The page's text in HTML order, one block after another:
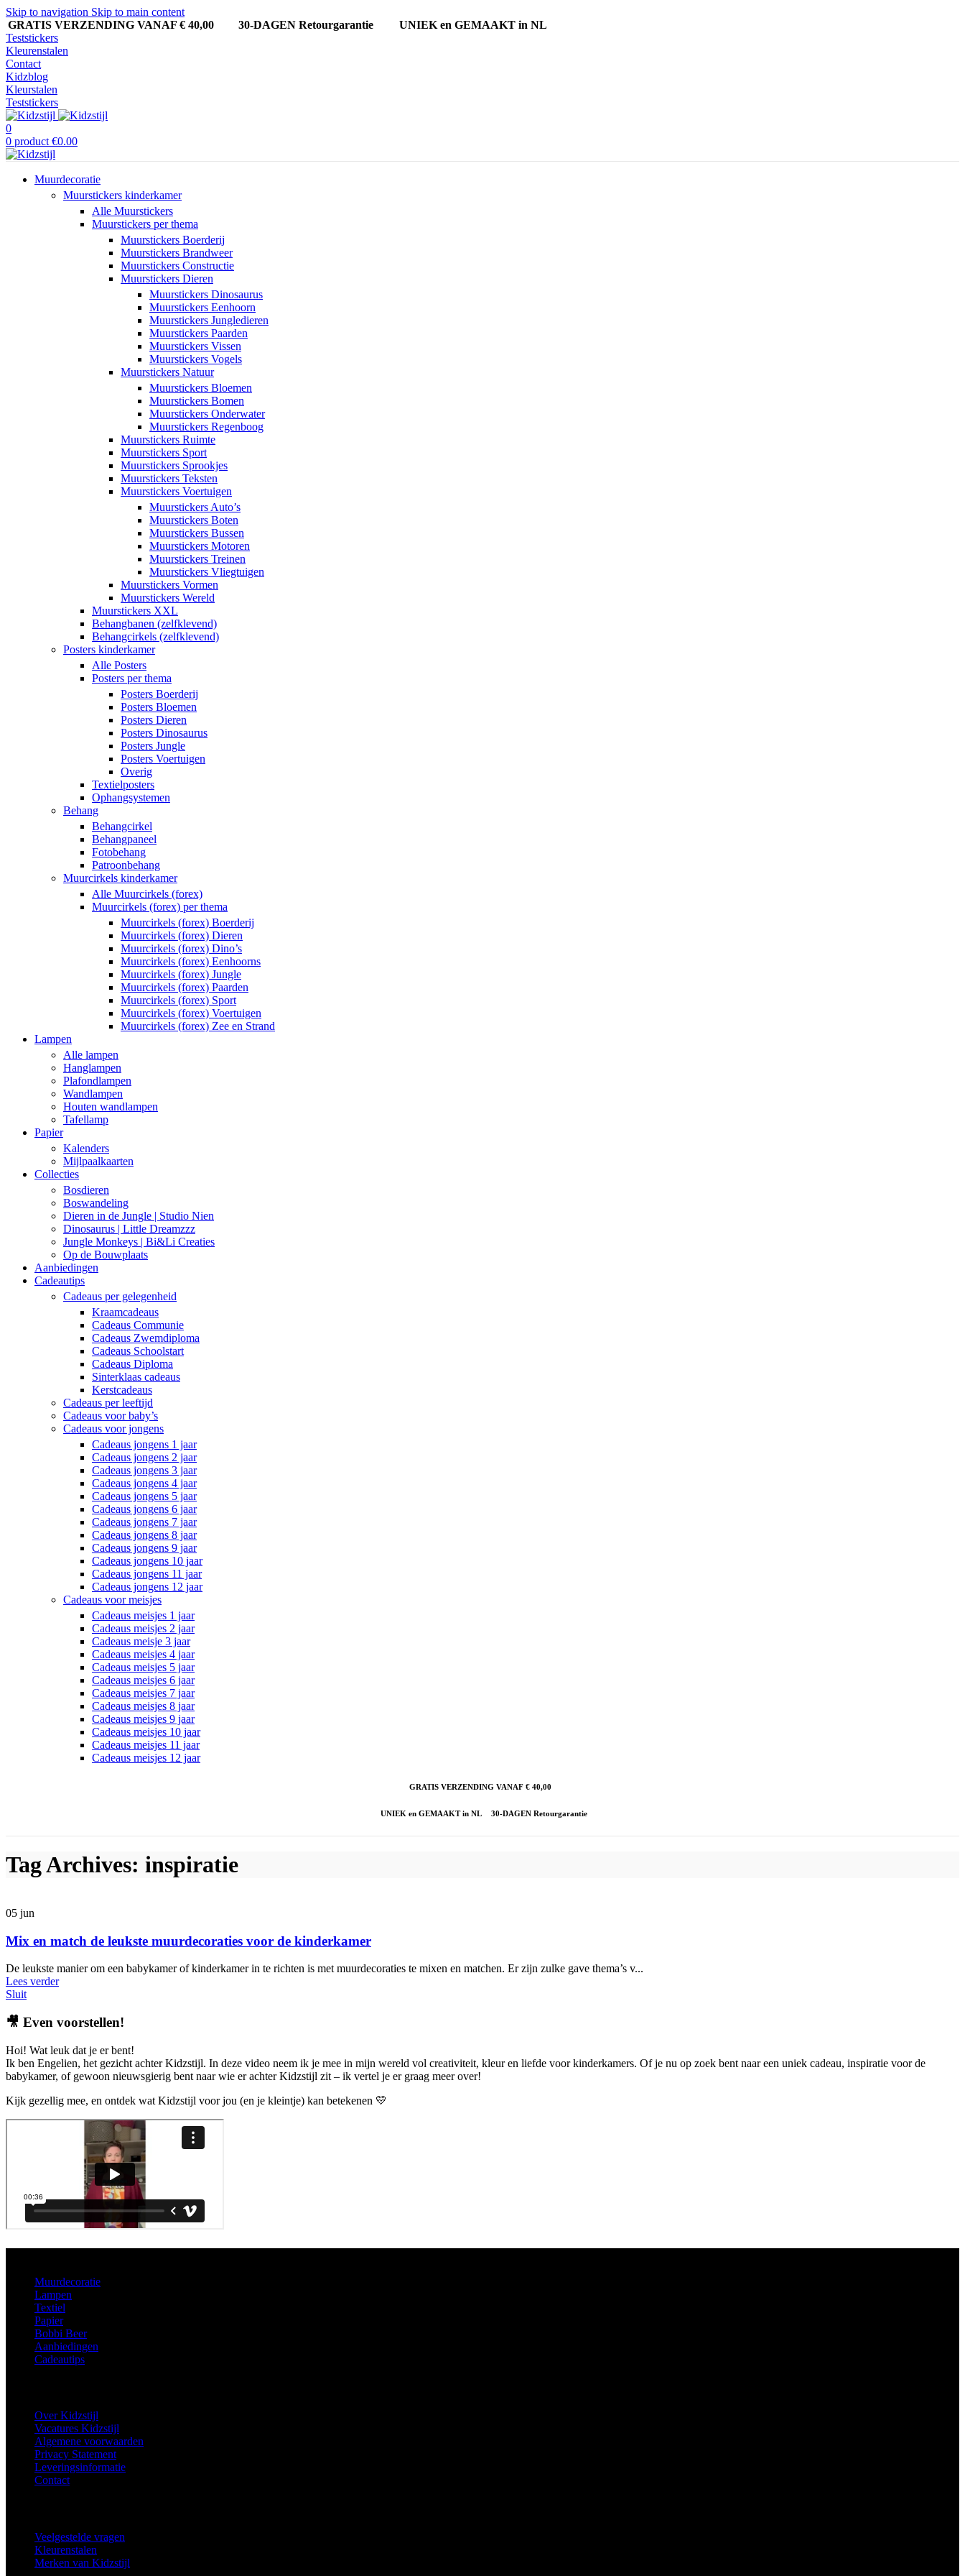
Skip to navigation Skip to main content
GRATIS VERZENDING VANAF € 40,00
30-DAGEN Retourgarantie UNIEK en GEMAAKT in NL
Teststickers
Kleurenstalen
Contact
Kidzblog
Kleurstalen
Teststickers
0
0 product €0.00
Muurdecoratie
Muurstickers kinderkamer
Alle Muurstickers
Muurstickers per thema
Muurstickers Boerderij
Muurstickers Brandweer
Muurstickers Constructie
Muurstickers Dieren
Muurstickers Dinosaurus
Muurstickers Eenhoorn
Muurstickers Jungledieren
Muurstickers Paarden
Muurstickers Vissen
Muurstickers Vogels
Muurstickers Natuur
Muurstickers Bloemen
Muurstickers Bomen
Muurstickers Onderwater
Muurstickers Regenboog
Muurstickers Ruimte
Muurstickers Sport
Muurstickers Sprookjes
Muurstickers Teksten
Muurstickers Voertuigen
Muurstickers Auto’s
Muurstickers Boten
Muurstickers Bussen
Muurstickers Motoren
Muurstickers Treinen
Muurstickers Vliegtuigen
Muurstickers Vormen
Muurstickers Wereld
Muurstickers XXL
Behangbanen (zelfklevend)
Behangcirkels (zelfklevend)
Posters kinderkamer
Alle Posters
Posters per thema
Posters Boerderij
Posters Bloemen
Posters Dieren
Posters Dinosaurus
Posters Jungle
Posters Voertuigen
Overig
Textielposters
Ophangsystemen
Behang
Behangcirkel
Behangpaneel
Fotobehang
Patroonbehang
Muurcirkels kinderkamer
Alle Muurcirkels (forex)
Muurcirkels (forex) per thema
Muurcirkels (forex) Boerderij
Muurcirkels (forex) Dieren
Muurcirkels (forex) Dino’s
Muurcirkels (forex) Eenhoorns
Muurcirkels (forex) Jungle
Muurcirkels (forex) Paarden
Muurcirkels (forex) Sport
Muurcirkels (forex) Voertuigen
Muurcirkels (forex) Zee en Strand
Lampen
Alle lampen
Hanglampen
Plafondlampen
Wandlampen
Houten wandlampen
Tafellamp
Papier
Kalenders
Mijlpaalkaarten
Collecties
Bosdieren
Boswandeling
Dieren in de Jungle | Studio Nien
Dinosaurus | Little Dreamzzz
Jungle Monkeys | Bi&Li Creaties
Op de Bouwplaats
Aanbiedingen
Cadeautips
Cadeaus per gelegenheid
Kraamcadeaus
Cadeaus Communie
Cadeaus Zwemdiploma
Cadeaus Schoolstart
Cadeaus Diploma
Sinterklaas cadeaus
Kerstcadeaus
Cadeaus per leeftijd
Cadeaus voor baby’s
Cadeaus voor jongens
Cadeaus jongens 1 jaar
Cadeaus jongens 2 jaar
Cadeaus jongens 3 jaar
Cadeaus jongens 4 jaar
Cadeaus jongens 5 jaar
Cadeaus jongens 6 jaar
Cadeaus jongens 7 jaar
Cadeaus jongens 8 jaar
Cadeaus jongens 9 jaar
Cadeaus jongens 10 jaar
Cadeaus jongens 11 jaar
Cadeaus jongens 12 jaar
Cadeaus voor meisjes
Cadeaus meisjes 1 jaar
Cadeaus meisjes 2 jaar
Cadeaus meisje 3 jaar
Cadeaus meisjes 4 jaar
Cadeaus meisjes 5 jaar
Cadeaus meisjes 6 jaar
Cadeaus meisjes 7 jaar
Cadeaus meisjes 8 jaar
Cadeaus meisjes 9 jaar
Cadeaus meisjes 10 jaar
Cadeaus meisjes 11 jaar
Cadeaus meisjes 12 jaar
GRATIS VERZENDING VANAF € 40,00
UNIEK en GEMAAKT in NL 30-DAGEN Retourgarantie
Tag Archives: inspiratie
05 jun
Mix en match de leukste muurdecoraties voor de kinderkamer
De leukste manier om een babykamer of kinderkamer in te richten is met muurdecoraties te mixen en matchen. Er zijn zulke gave thema’s v...
Lees verder
Sluit
🎥 Even voorstellen!
Hoi! Wat leuk dat je er bent!
Ik ben Engelien, het gezicht achter Kidzstijl. In deze video neem ik je mee in mijn wereld vol creativiteit, kleur en liefde voor kinderkamers. Of je nu op zoek bent naar een uniek cadeau, inspiratie voor de
babykamer, of gewoon nieuwsgierig bent naar wie er achter Kidzstijl zit – ik vertel je er graag meer over!
Kijk gezellig mee, en ontdek wat Kidzstijl voor jou (en je kleintje) kan betekenen 💛
Muurdecoratie
Lampen
Textiel
Papier
Bobbi Beer
Aanbiedingen
Cadeautips
Over Kidzstijl
Vacatures Kidzstijl
Algemene voorwaarden
Privacy Statement
Leveringsinformatie
Contact
Veelgestelde vragen
Kleurenstalen
Merken van Kidzstijl